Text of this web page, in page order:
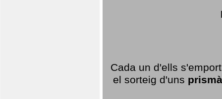
Cada un d'ells
el sorteig d'uns